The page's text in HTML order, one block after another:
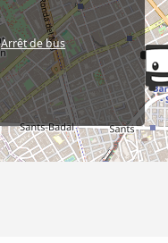
Arrêt de bus